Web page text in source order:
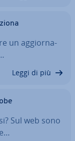
un ag­gior­na­
Leggi di più
Sul web sono